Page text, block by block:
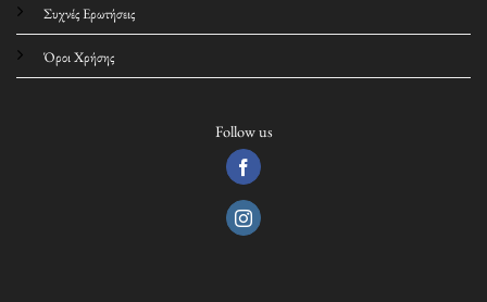
Συχνές Ερωτήσεις
Όροι Χρήσης
Follow us